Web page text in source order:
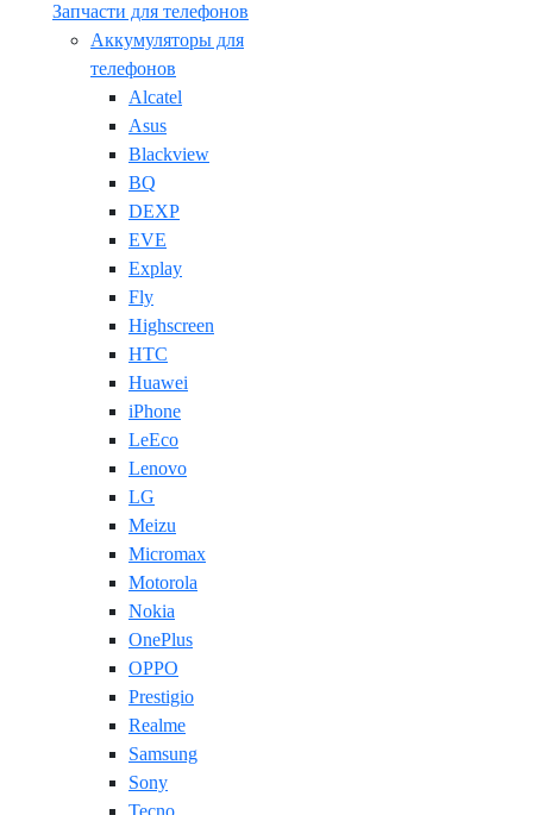
Запчасти для телефонов
Аккумуляторы для
телефонов
Alcatel
Asus
Blackview
BQ
DEXP
EVE
Explay
Fly
Highscreen
HTC
Huawei
iPhone
LeEco
Lenovo
LG
Meizu
Micromax
Motorola
Nokia
OnePlus
OPPO
Prestigio
Realme
Samsung
Sony